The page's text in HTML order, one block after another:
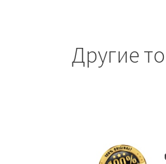
Другие